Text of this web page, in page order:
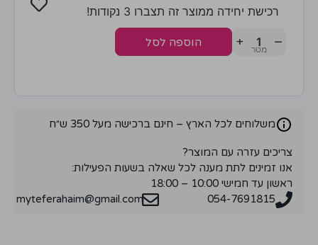
רכישת יחידה ממוצר זה תצברו 3 נקודות!
−
+ הוספה לסל
משלוחים לכל הארץ – חינם ברכישה מעל 350 ש״ח
צריכים עזרה עם המוצר?
אנו זמינים לתת מענה לכל שאלה בשעות הפעילות:
ראשון עד חמישי 10:00 – 18:00
054-7691815
myteferahaim@gmail.com